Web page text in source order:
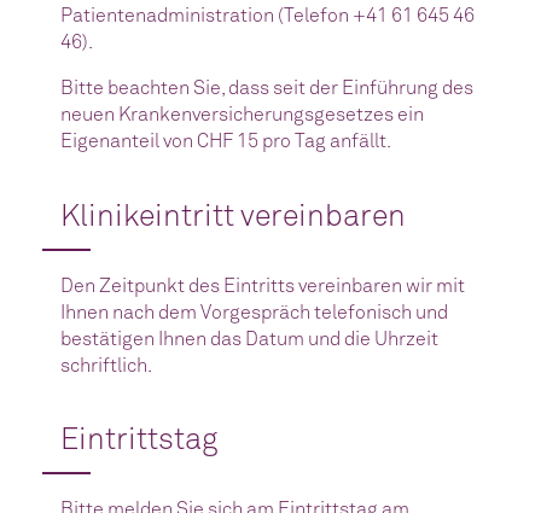
Patientenadministration (Telefon +41 61 645 46
46).
Bitte beachten Sie, dass seit der Einführung des
neuen Krankenversicherungsgesetzes ein
Eigenanteil von CHF 15 pro Tag anfällt.
Klinikeintritt vereinbaren
Den Zeitpunkt des Eintritts vereinbaren wir mit
Ihnen nach dem Vorgespräch telefonisch und
bestätigen Ihnen das Datum und die Uhrzeit
schriftlich.
Eintrittstag
Bitte melden Sie sich am Eintrittstag am